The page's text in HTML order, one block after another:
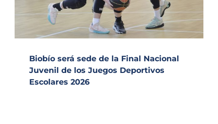
Biobío será sede de la Final Nacional
Juvenil de los Juegos Deportivos
Escolares 2026